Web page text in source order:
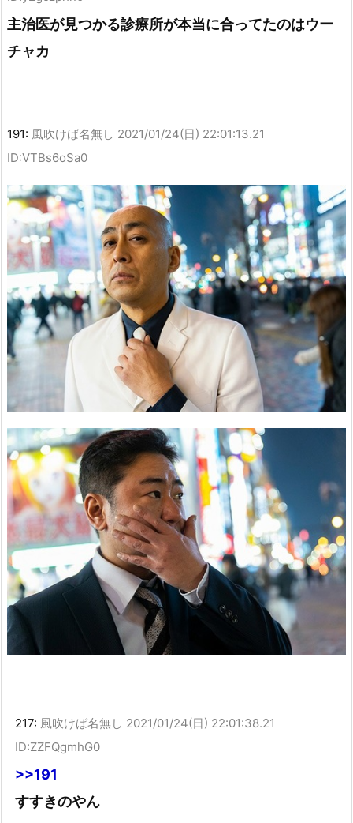
主治医が見つかる診療所が本当に合ってたのはウー
チャカ
191: 風吹けば名無し 2021/01/24(日) 22:01:13.21
ID:VTBs6oSa0
217: 風吹けば名無し 2021/01/24(日) 22:01:38.21
ID:ZZFQgmhG0
>>191
すすきのやん